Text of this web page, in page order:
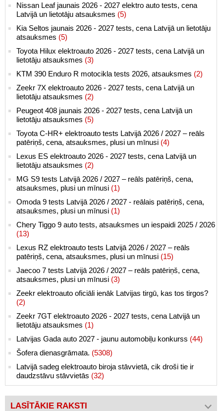
Nissan Leaf jaunais 2026 - 2027 elektro auto tests, cena
Latvijā un lietotāju atsauksmes (5)
Kia Seltos jaunais 2026 - 2027 tests, cena Latvijā un lietotāju
atsauksmes (5)
Toyota Hilux elektroauto 2026 - 2027 tests, cena Latvijā un
lietotāju atsauksmes (3)
KTM 390 Enduro R motocikla tests 2026, atsauksmes (2)
Zeekr 7X elektroauto 2026 - 2027 tests, cena Latvijā un
lietotāju atsauksmes (2)
Peugeot 408 jaunais 2026 - 2027 tests, cena Latvijā un
lietotāju atsauksmes (5)
Toyota C-HR+ elektroauto tests Latvijā 2026 / 2027 – reāls
patēriņš, cena, atsauksmes, plusi un mīnusi (4)
Lexus ES elektroauto 2026 - 2027 tests, cena Latvijā un
lietotāju atsauksmes (2)
MG S9 tests Latvijā 2026 / 2027 – reāls patēriņš, cena,
atsauksmes, plusi un mīnusi (1)
Omoda 9 tests Latvijā 2026 / 2027 - reālais patēriņš, cena,
atsauksmes, plusi un mīnusi (1)
Chery Tiggo 9 auto tests, atsauksmes un iespaidi 2025 / 2026
(13)
Lexus RZ elektroauto tests Latvijā 2026 / 2027 – reāls
patēriņš, cena, atsauksmes, plusi un mīnusi (15)
Jaecoo 7 tests Latvijā 2026 / 2027 – reāls patēriņš, cena,
atsauksmes, plusi un mīnusi (3)
Zeekr elektroauto oficiāli ienāk Latvijas tirgū, kas tos tirgos?
(2)
Zeekr 7GT elektroauto 2026 - 2027 tests, cena Latvijā un
lietotāju atsauksmes (1)
Latvijas Gada auto 2027 - jaunu automobiļu konkurss (44)
Šofera dienasgrāmata. (5308)
Latvijā sadeg elektroauto biroja stāvvietā, cik droši tie ir
daudzstāvu stāvvietās (32)
LASĪTĀKIE RAKSTI